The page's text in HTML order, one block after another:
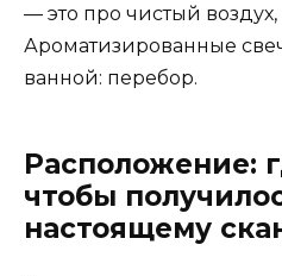
— это про чистый
Ароматизированные
ванной: перебор.
Расположение:
чтобы
настоящему